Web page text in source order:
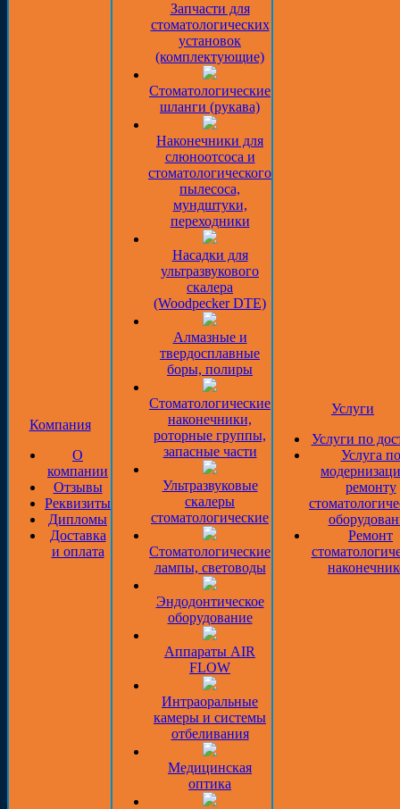
Компания
О
компании
Отзывы
Реквизиты
Дипломы
Доставка
и оплата
Запчасти для
стоматологических
установок
(комплектующие)
Стоматологические
шланги (рукава)
Наконечники для
слюноотсоса и
стоматологического
пылесоса,
мундштуки,
переходники
Насадки для
ультразвукового
скалера
(Woodpecker DTE)
Алмазные и
твердосплавные
боры, полиры
Стоматологические
наконечники,
роторные группы,
запасные части
Ультразвуковые
скалеры
стоматологические
Стоматологические
лампы, световоды
Эндодонтическое
оборудование
Аппараты AIR
FLOW
Интраоральные
камеры и системы
отбеливания
Медицинская
оптика
Услуги
Услуги по
Услуга по
ремонту
Ремонт